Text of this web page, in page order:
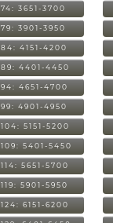
74: 3651-3700
79: 3901-3950
84: 4151-4200
89: 4401-4450
94: 4651-4700
99: 4901-4950
104: 5151-5200
109: 5401-5450
114: 5651-5700
119: 5901-5950
124: 6151-6200